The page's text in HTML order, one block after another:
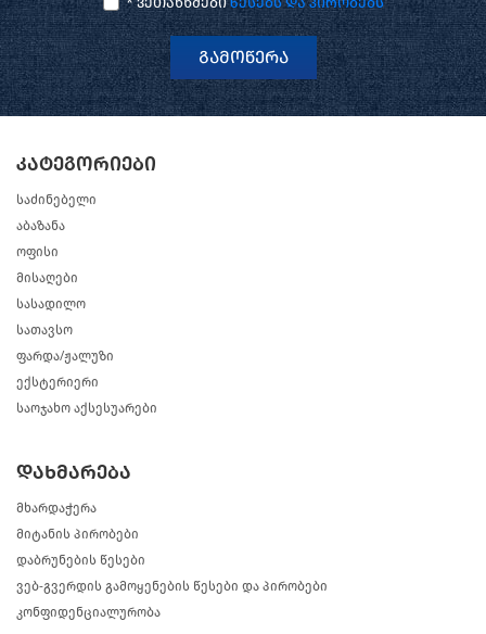
გამოწერა
კატეგორიები
საძინებელი
აბაზანა
ოფისი
მისაღები
სასადილო
სათავსო
ფარდა/ჟალუზი
ექსტერიერი
საოჯახო აქსესუარები
დახმარება
მხარდაჭერა
მიტანის პირობები
დაბრუნების წესები
ვებ-გვერდის გამოყენების წესები და პირობები
კონფიდენციალურობა